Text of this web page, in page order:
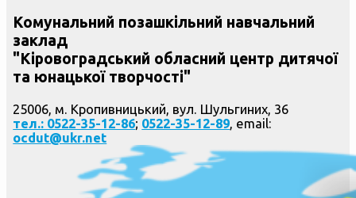
Комунальний позашкільний навчальний
заклад
"Кіровоградський обласний центр дитячої
та юнацької творчості"
25006, м. Кропивницький, вул. Шульгиних, 36
тел.: 0522-35-12-86; 0522-35-12-89, email:
ocdut@ukr.net